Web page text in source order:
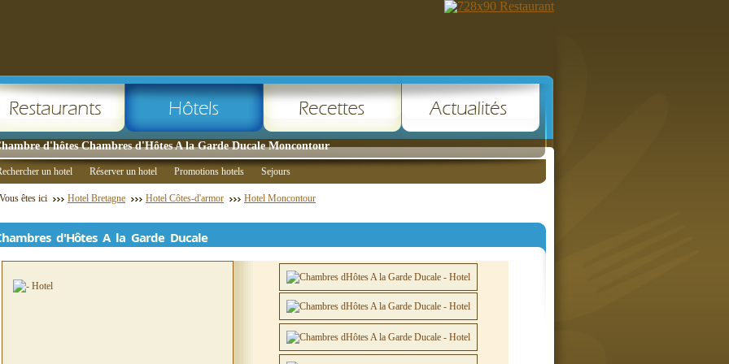
d'hôtes Chambres d'Hôtes A la Garde Ducale Moncontour
un hotel Réserver un hotel Promotions hotels Sejours
Vous êtes ici Hotel Bretagne Hotel Côtes-d'armor Hotel Moncontour
d'Hôtes A la Garde Ducale